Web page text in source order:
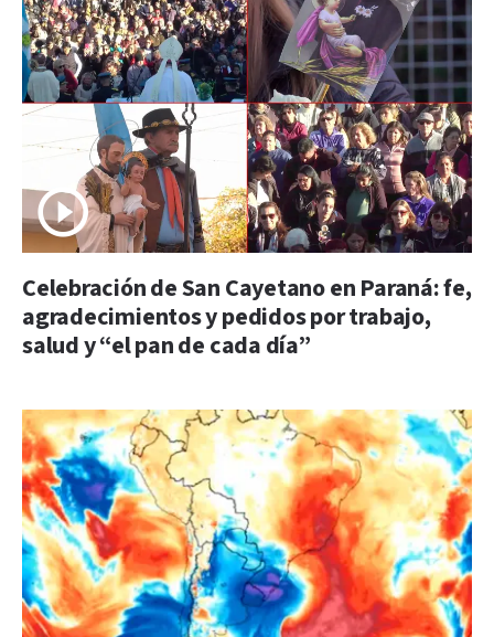
Celebración de San Cayetano en Paraná: fe,
agradecimientos y pedidos por trabajo,
salud y “el pan de cada día”